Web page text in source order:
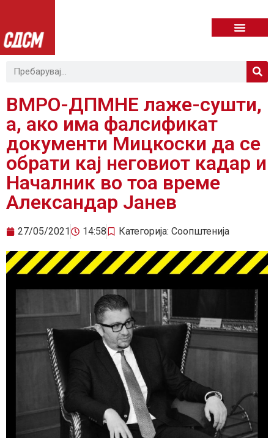
ВМРО-ДПМНЕ лаже-сушти,
а, ако има фалсификат
документи Мицкоски да се
обрати кај неговиот кадар и
Началник во тоа време
Александар Јанев
27/05/2021 14:58 Категорија: Соопштенија